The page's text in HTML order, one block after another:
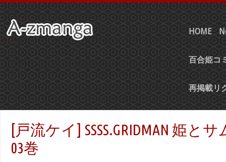
HOME
百合姫コ
再掲載リ
[戸流ケイ] SSSS.GRIDMAN 姫と
03巻